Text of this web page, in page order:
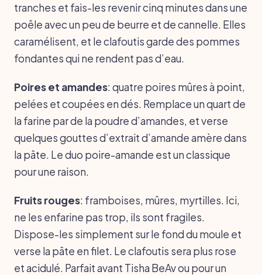
tranches et fais-les revenir cinq minutes dans une
poêle avec un peu de beurre et de cannelle. Elles
caramélisent, et le clafoutis garde des pommes
fondantes qui ne rendent pas d’eau.
Poires et amandes: quatre poires mûres à point,
pelées et coupées en dés. Remplace un quart de
la farine par de la poudre d’amandes, et verse
quelques gouttes d’extrait d’amande amère dans
la pâte. Le duo poire-amande est un classique
pour une raison.
Fruits rouges: framboises, mûres, myrtilles. Ici,
ne les enfarine pas trop, ils sont fragiles.
Dispose-les simplement sur le fond du moule et
verse la pâte en filet. Le clafoutis sera plus rose
et acidulé. Parfait avant Tisha BeAv ou pour un